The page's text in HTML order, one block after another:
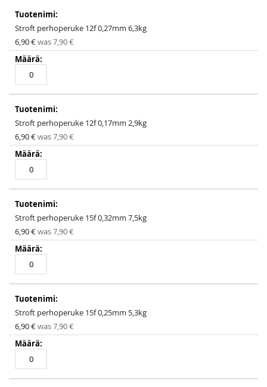
Stroft perhoperuke 12f 0,27mm 6,3kg
Special
Price
6,90 €was7,90 €
Stroft perhoperuke 12f 0,17mm 2,9kg
Special
Price
6,90 €was7,90 €
Stroft perhoperuke 15f 0,32mm 7,5kg
Special
Price
6,90 €was7,90 €
Stroft perhoperuke 15f 0,25mm 5,3kg
Special
Price
6,90 €was7,90 €